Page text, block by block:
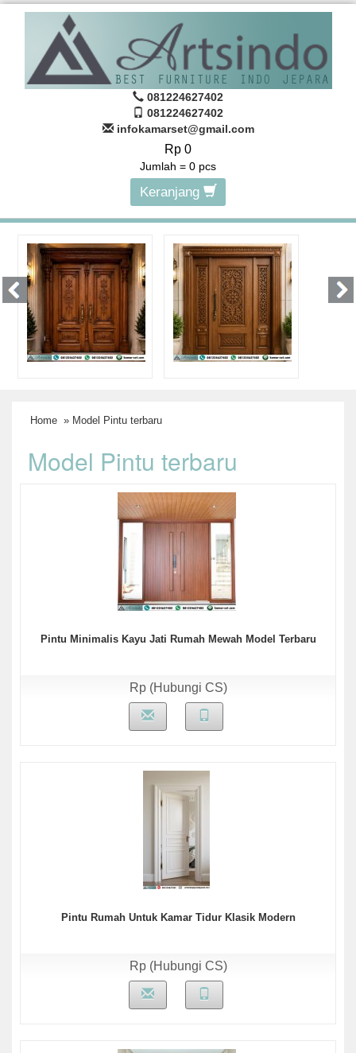
081224627402
081224627402
infokamarset@gmail.com
Rp 0
Jumlah = 0 pcs
Keranjang
Home » Model Pintu terbaru
Model Pintu terbaru
Pintu Minimalis Kayu Jati Rumah Mewah Model Terbaru
Rp (Hubungi CS)
Pintu Rumah Untuk Kamar Tidur Klasik Modern
Rp (Hubungi CS)